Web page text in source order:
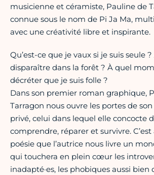
musicienne et céramiste, Pauline de
connue sous le nom de Pi Ja Ma,
avec une créativité libre et inspirante.
Qu’est-ce que je vaux si je suis seule
disparaître dans la forêt ? À quel
décréter que je suis folle ?
Dans son premier roman graphique,
Tarragon nous ouvre les portes de
privé, celui dans lequel elle concocte
comprendre, réparer et survivre.
poésie que l’autrice nous livre un
qui touchera en plein cœur les
inadapté·es, les phobiques aussi bien